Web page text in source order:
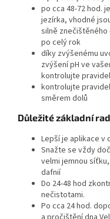
po cca 48-72 hod.
jezírka, vhodné
silně znečištěného
po celý rok
díky zvýšenému
zvýšení pH ve
kontrolujte
kontrolujte
směrem dolů
Důležité základní
Lepší je aplikace v
Snažte se vždy
velmi jemnou
dafnií
Do 24-48 hod
nečistotami.
Po cca 24 hod.